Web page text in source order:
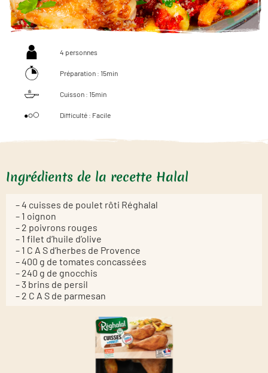
4 personnes
Préparation : 15min
Cuisson : 15min
Difficulté : Facile
Ingrédients de la recette Halal
– 4 cuisses de poulet rôti Réghalal
– 1 oignon
– 2 poivrons rouges
– 1 filet d’huile d’olive
– 1 C A S d’herbes de Provence
– 400 g de tomates concassées
– 240 g de gnocchis
– 3 brins de persil
– 2 C A S de parmesan